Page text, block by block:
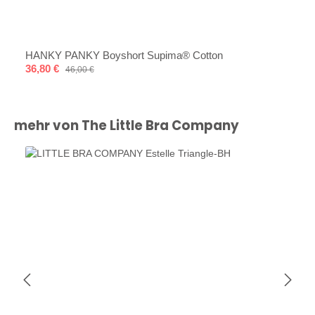
HANKY PANKY Boyshort Supima® Cotton
Verkaufspreis:
36,80 € Regulärer Preis:
46,00 €
Produktgalerie überspringen
mehr von The Little Bra Company